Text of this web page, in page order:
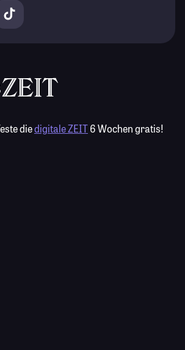
diedigitale ZEIT6 Wochen gratis!